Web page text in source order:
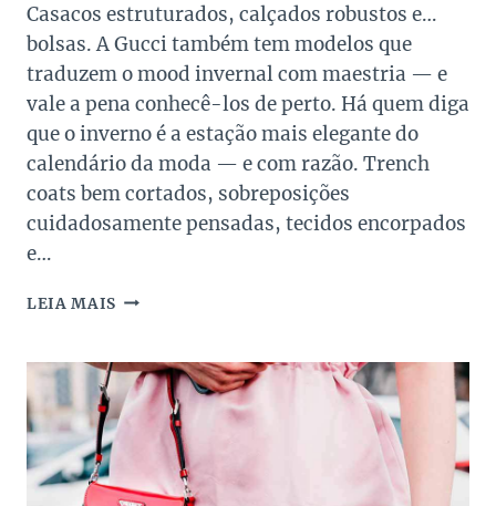
Casacos estruturados, calçados robustos e…
bolsas. A Gucci também tem modelos que
traduzem o mood invernal com maestria — e
vale a pena conhecê-los de perto. Há quem diga
que o inverno é a estação mais elegante do
calendário da moda — e com razão. Trench
coats bem cortados, sobreposições
cuidadosamente pensadas, tecidos encorpados
e…
LEIA MAIS 4
COM
MOOD
INVERNAL
PRECISA